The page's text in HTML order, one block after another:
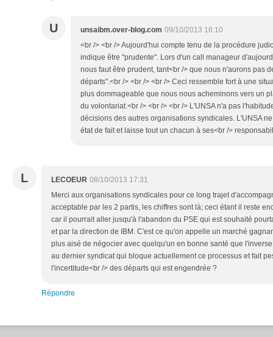
U unsaibm.over-blog.com 09/10/2013 16:10
<br /> <br /> Aujourd'hui compte tenu de la procédure
indique être "prudente". Lors d'un call manageur
nous faut être prudent, tant<br /> que nous n'aurons pas
départs".<br /> <br /> <br /> Ceci ressemble fort à une
plus dommageable que nous nous acheminons vers un
du volontariat.<br /> <br /> <br /> L'UNSA n'a pas
décisions des autres organisations syndicales. L'UNSA
état de fait et laisse tout un chacun à ses<br />
L LECOEUR 08/10/2013 17:31
Merci aux organisations syndicales pour ce long trajet
acceptable par les 2 partis, les chiffres sont là; ceci étant il reste
car il pourrait aller jusqu'à l'abandon du PSE qui est souhaité
et par la direction de IBM. C'est ce qu'on appelle un marché
plus aisé de négocier avec quelqu'un en bonne santé que
au dernier syndicat qui bloque actuellement ce processus et fait
l'incertitude<br /> des départs qui est engendrée ?
Répondre